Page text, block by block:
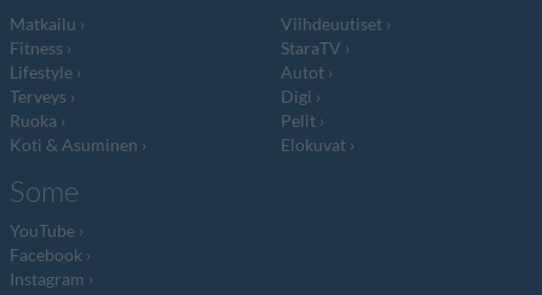
Matkailu
Fitness
Lifestyle
Terveys
Ruoka
Koti & Asuminen
Viihdeuutiset
StaraTV
Autot
Digi
Pelit
Elokuvat
Some
YouTube
Facebook
Instagram